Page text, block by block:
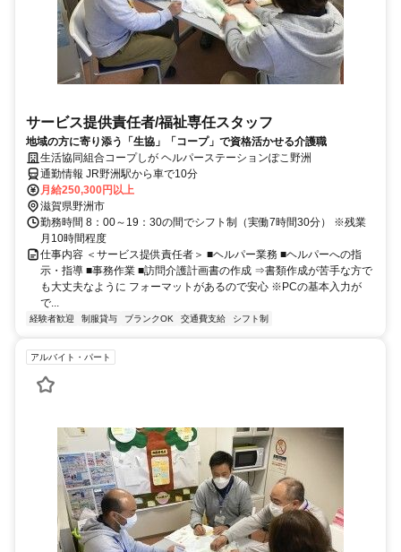
サービス提供責任者/福祉専任スタッフ
地域の方に寄り添う「生協」「コープ」で資格活かせる介護職
生活協同組合コープしが ヘルパーステーションぽこ野洲
通勤情報 JR野洲駅から車で10分
月給250,300円以上
滋賀県野洲市
勤務時間 8：00～19：30の間でシフト制（実働7時間30分） ※残業
月10時間程度
仕事内容 ＜サービス提供責任者＞ ■ヘルパー業務 ■ヘルパーへの指
示・指導 ■事務作業 ■訪問介護計画書の作成 ⇒書類作成が苦手な方で
も大丈夫なように フォーマットがあるので安心 ※PCの基本入力が
で...
経験者歓迎 制服貸与 ブランクOK 交通費支給 シフト制
アルバイト・パート